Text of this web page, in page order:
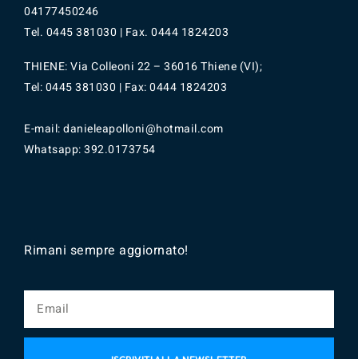
04177450246
Tel. 0445381030 | Fax. 0444 1824203
THIENE: Via Colleoni 22 – 36016 Thiene (VI);
Tel: 0445 381030 | Fax: 0444 1824203
E-mail: danieleapolloni@hotmail.com
Whatsapp:392.0173754
Rimani sempre aggiornato!